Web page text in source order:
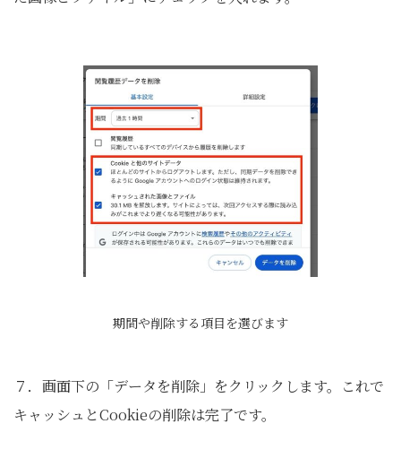
期間や削除する項目を選びます
７．画面下の「データを削除」をクリックします。これで
キャッシュとCookieの削除は完了です。